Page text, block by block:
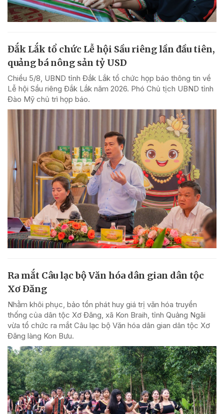
Đắk Lắk tổ chức Lễ hội Sầu riêng lần đầu tiên,
quảng bá nông sản tỷ USD
Chiều 5/8, UBND tỉnh Đắk Lắk tổ chức họp báo thông tin về
Lễ hội Sầu riêng Đắk Lắk năm 2026. Phó Chủ tịch UBND tỉnh
Đào Mỹ chủ trì họp báo.
Ra mắt Câu lạc bộ Văn hóa dân gian dân tộc
Xơ Đăng
Nhằm khôi phục, bảo tồn phát huy giá trị văn hóa truyền
thống của dân tộc Xơ Đăng, xã Kon Braih, tỉnh Quảng Ngãi
vừa tổ chức ra mắt Câu lạc bộ Văn hóa dân gian dân tộc Xơ
Đăng làng Kon Bưu.